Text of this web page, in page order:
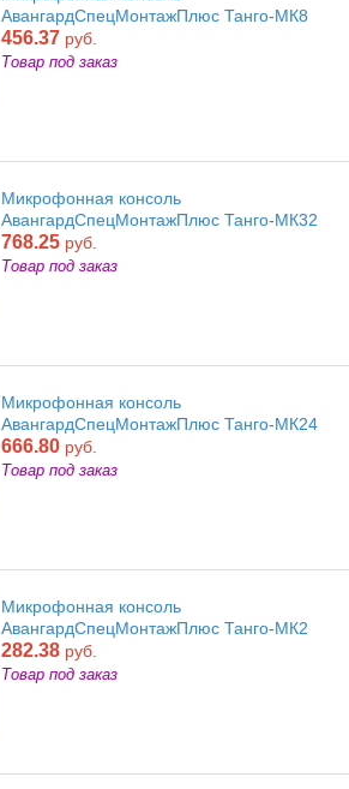
АвангардСпецМонтажПлюс Танго-МК8
456.37 руб.
Товар под заказ
Микрофонная консоль
АвангардСпецМонтажПлюс Танго-МК32
768.25 руб.
Товар под заказ
Микрофонная консоль
АвангардСпецМонтажПлюс Танго-МК24
666.80 руб.
Товар под заказ
Микрофонная консоль
АвангардСпецМонтажПлюс Танго-МК2
282.38 руб.
Товар под заказ